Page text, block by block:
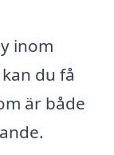
inom
du få
är både